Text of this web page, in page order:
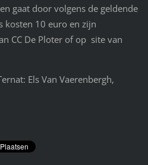
gaat door volgens de geldende
kosten 10 euro en zijn
CC De Ploter of op site van
Els Van Vaerenbergh,